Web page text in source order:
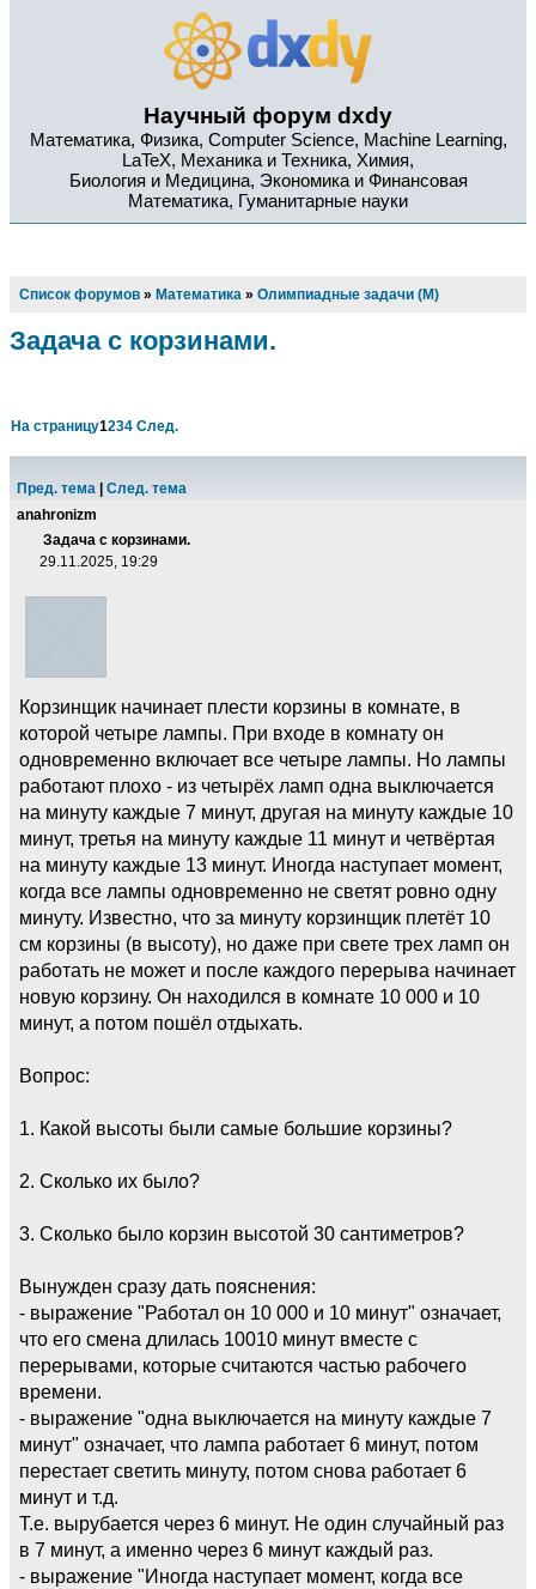
Научный форум dxdy
Математика, Физика, Computer Science, Machine Learning,
LaTeX, Механика и Техника, Химия,
Биология и Медицина, Экономика и Финансовая
Математика, Гуманитарные науки
Список форумов » Математика » Олимпиадные задачи (М)
Задача с корзинами.
На страницу1234 След.
Пред. тема
След. тема
anahronizm
Задача с корзинами.
29.11.2025, 19:29
Корзинщик начинает плести корзины в комнате, в
которой четыре лампы. При входе в комнату он
одновременно включает все четыре лампы. Но лампы
работают плохо - из четырёх ламп одна выключается
на минуту каждые 7 минут, другая на минуту каждые 10
минут, третья на минуту каждые 11 минут и четвёртая
на минуту каждые 13 минут. Иногда наступает момент,
когда все лампы одновременно не светят ровно одну
минуту. Известно, что за минуту корзинщик плетёт 10
см корзины (в высоту), но даже при свете трех ламп он
работать не может и после каждого перерыва начинает
новую корзину. Он находился в комнате 10 000 и 10
минут, а потом пошёл отдыхать.
Вопрос:
1. Какой высоты были самые большие корзины?
2. Сколько их было?
3. Сколько было корзин высотой 30 сантиметров?
Вынужден сразу дать пояснения:
- выражение "Работал он 10 000 и 10 минут" означает,
что его смена длилась 10010 минут вместе с
перерывами, которые считаются частью рабочего
времени.
- выражение "одна выключается на минуту каждые 7
минут" означает, что лампа работает 6 минут, потом
перестает светить минуту, потом снова работает 6
минут и т.д.
Т.е. вырубается через 6 минут. Не один случайный раз
в 7 минут, а именно через 6 минут каждый раз.
- выражение "Иногда наступает момент, когда все